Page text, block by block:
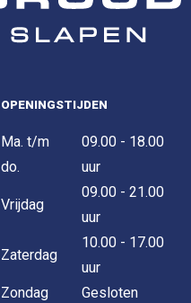
OPENINGSTIJDEN
Ma. t/m
do.
09.00 - 18.00
uur
Vrijdag
09.00 - 21.00
uur
Zaterdag
10.00 - 17.00
uur
Zondag
Gesloten